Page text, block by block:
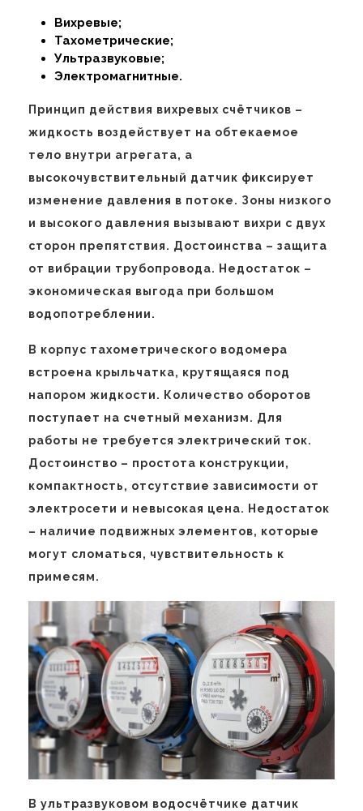
Вихревые;
Тахометрические;
Ультразвуковые;
Электромагнитные.
Принцип действия вихревых счётчиков –
жидкость воздействует на обтекаемое
тело внутри агрегата, а
высокочувствительный датчик фиксирует
изменение давления в потоке. Зоны низкого
и высокого давления вызывают вихри с двух
сторон препятствия. Достоинства – защита
от вибрации трубопровода. Недостаток –
экономическая выгода при большом
водопотреблении.
В корпус тахометрического водомера
встроена крыльчатка, крутящаяся под
напором жидкости. Количество оборотов
поступает на счетный механизм. Для
работы не требуется электрический ток.
Достоинство – простота конструкции,
компактность, отсутствие зависимости от
электросети и невысокая цена. Недостаток
– наличие подвижных элементов, которые
могут сломаться, чувствительность к
примесям.
В ультразвуковом водосчётчике датчик